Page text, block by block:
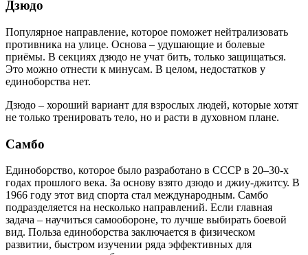
Дзюдо
Популярное направление, которое поможет нейтрализовать
противника на улице. Основа – удушающие и болевые
приёмы. В секциях дзюдо не учат бить, только защищаться.
Это можно отнести к минусам. В целом, недостатков у
единоборства нет.
Дзюдо – хороший вариант для взрослых людей, которые хотят
не только тренировать тело, но и расти в духовном плане.
Самбо
Единоборство, которое было разработано в СССР в 20–30-х
годах прошлого века. За основу взято дзюдо и джиу-джитсу. В
1966 году этот вид спорта стал международным. Самбо
подразделяется на несколько направлений. Если главная
задача – научиться самообороне, то лучше выбирать боевой
вид. Польза единоборства заключается в физическом
развитии, быстром изучении ряда эффективных для